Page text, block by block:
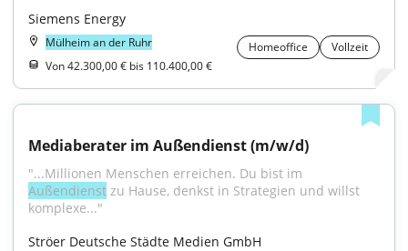
Siemens Energy
Mülheim an der Ruhr Homeoffice
Vollzeit
Von 42.300,00 € bis 110.400,00 €
Mediaberater im Außendienst (m/w/d)
Außendienst zu Hause, denkst in Strategien und willst
komplexe..."
Ströer Deutsche Städte Medien GmbH